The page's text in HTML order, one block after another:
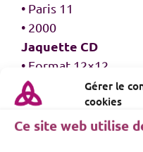
Gérer le
cookies
Ce site web utilise
• Paris 11
• 2000
Jaquette CD
• Format 12×12
• Papier couché
• Impression quadri